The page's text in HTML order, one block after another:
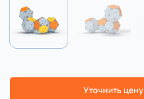
Уточнить цену